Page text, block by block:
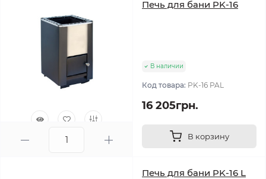
Печь для бани PK-16
В наличии
Код товара: PK-16 PAL
16 205грн.
В корзину
Печь для бани PK-16 L